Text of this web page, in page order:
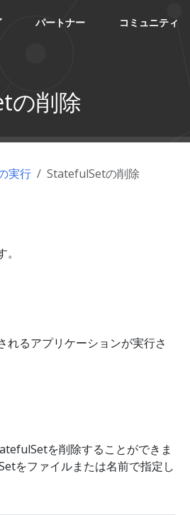
パートナー コミュニティ
の削除
実行 StatefulSetの削除
るアプリケーションが実行さ
を削除することができま
をファイルまたは名前で指定し